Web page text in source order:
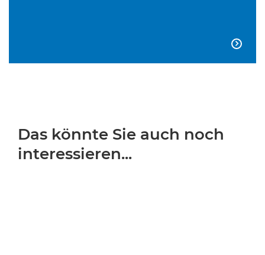

Das könnte Sie auch noch
interessieren...